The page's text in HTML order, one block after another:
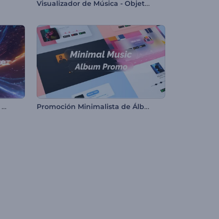
Visualizador de Música - Objetos Cinéticos
Visualizador musical de viaje galáctico Promoción Minimalista de Álbum de Música